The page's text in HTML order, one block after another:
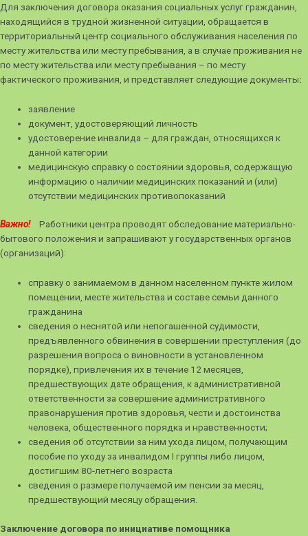
Для заключения договора оказания социальных услуг гражданин,
находящийся в трудной жизненной ситуации, обращается в
территориальный центр социального обслуживания населения по
месту жительства или месту пребывания, а в случае проживания не
по месту жительства или месту пребывания – по месту
фактического проживания, и представляет следующие документы:
заявление
документ, удостоверяющий личность
удостоверение инвалида – для граждан, относящихся к
данной категории
медицинскую справку о состоянии здоровья, содержащую
информацию о наличии медицинских показаний и (или)
отсутствии медицинских противопоказаний
Важно!
Работники центра проводят обследование материально-
бытового положения и запрашивают у государственных органов
(организаций):
справку о занимаемом в данном населенном пункте жилом
помещении, месте жительства и составе семьи данного
гражданина
сведения о неснятой или непогашенной судимости,
предъявленного обвинения в совершении преступления (до
разрешения вопроса о виновности в установленном
порядке), привлечения их в течение 12 месяцев,
предшествующих дате обращения, к административной
ответственности за совершение административного
правонарушения против здоровья, чести и достоинства
человека, общественного порядка и нравственности;
сведения об отсутствии за ним ухода лицом, получающим
пособие по уходу за инвалидом I группы либо лицом,
достигшим 80-летнего возраста
сведения о размере получаемой им пенсии за месяц,
предшествующий месяцу обращения.
Заключение договора по инициативе помощника